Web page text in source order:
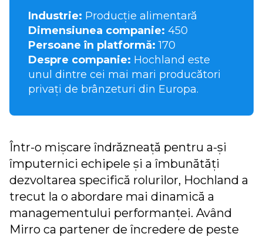
Industrie: Producție alimentară
Dimensiunea companie: 450
Persoane în platformă:170
Despre companie: Hochland este
unul dintre cei mai mari producători
privați de brânzeturi din Europa.
Într-o mișcare îndrăzneață pentru a-și
împuternici echipele și a îmbunătăți
dezvoltarea specifică rolurilor, Hochland a
trecut la o abordare mai dinamică a
managementului performanței. Având
Mirro ca partener de încredere de peste